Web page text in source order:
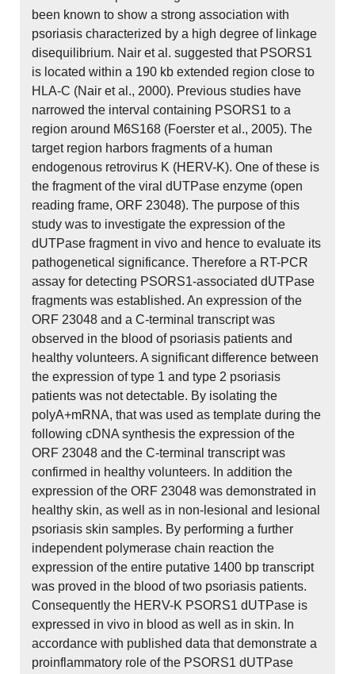
been known to show a strong association with
psoriasis characterized by a high degree of linkage
disequilibrium. Nair et al. suggested that PSORS1
is located within a 190 kb extended region close to
HLA-C (Nair et al., 2000). Previous studies have
narrowed the interval containing PSORS1 to a
region around M6S168 (Foerster et al., 2005). The
target region harbors fragments of a human
endogenous retrovirus K (HERV-K). One of these is
the fragment of the viral dUTPase enzyme (open
reading frame, ORF 23048). The purpose of this
study was to investigate the expression of the
dUTPase fragment in vivo and hence to evaluate its
pathogenetical significance. Therefore a RT-PCR
assay for detecting PSORS1-associated dUTPase
fragments was established. An expression of the
ORF 23048 and a C-terminal transcript was
observed in the blood of psoriasis patients and
healthy volunteers. A significant difference between
the expression of type 1 and type 2 psoriasis
patients was not detectable. By isolating the
polyA+mRNA, that was used as template during the
following cDNA synthesis the expression of the
ORF 23048 and the C-terminal transcript was
confirmed in healthy volunteers. In addition the
expression of the ORF 23048 was demonstrated in
healthy skin, as well as in non-lesional and lesional
psoriasis skin samples. By performing a further
independent polymerase chain reaction the
expression of the entire putative 1400 bp transcript
was proved in the blood of two psoriasis patients.
Consequently the HERV-K PSORS1 dUTPase is
expressed in vivo in blood as well as in skin. In
accordance with published data that demonstrate a
proinflammatory role of the PSORS1 dUTPase